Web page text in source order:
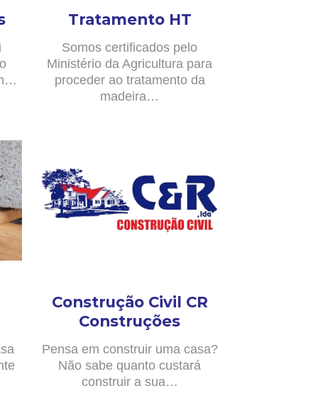
Tratamento HT
Somos certificados pelo
Ministério da Agricultura para
proceder ao tratamento da
madeira…
Construção Civil CR
Construções
Pensa em construir uma casa?
Não sabe quanto custará
construir a sua…